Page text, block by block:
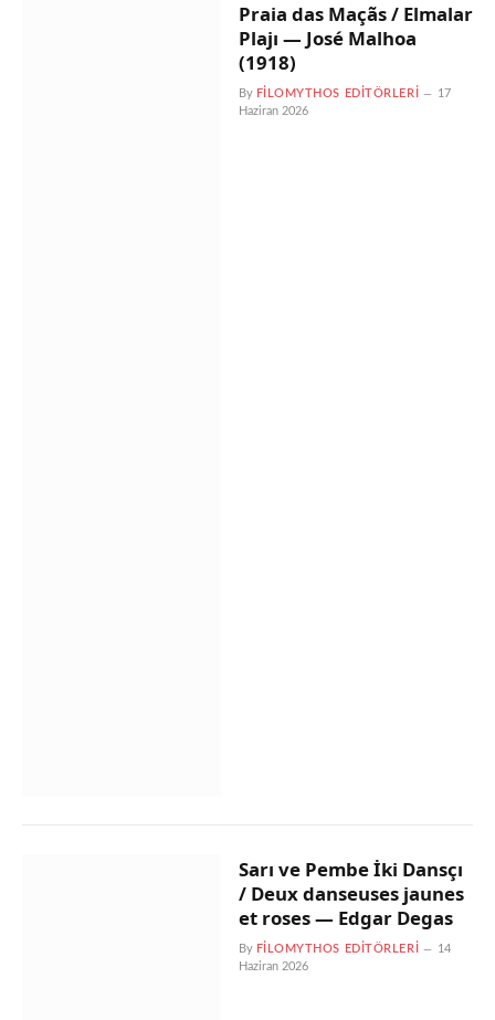
Praia das Maçãs / Elmalar
Plajı — José Malhoa
(1918)
By FILOMYTHOS EDITÖRLERI
17
Haziran 2026
Sarı ve Pembe İki Dansçı
/ Deux danseuses jaunes
et roses — Edgar Degas
By FILOMYTHOS EDITÖRLERI
14
Haziran 2026